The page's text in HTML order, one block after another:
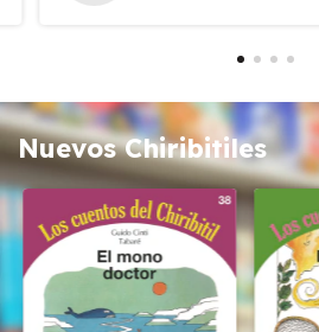
Nuevos Chiribitiles